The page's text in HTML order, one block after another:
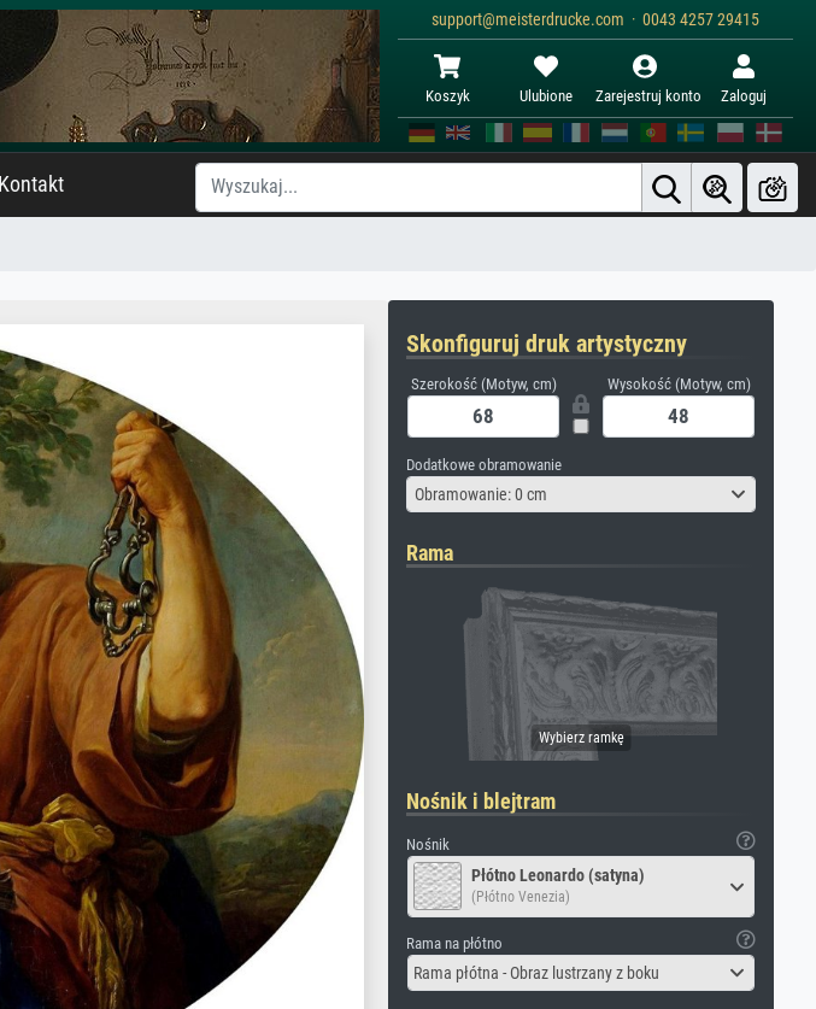
support@meisterdrucke.com · 0043 4257 29415
Koszyk Ulubione Zarejestruj konto Zaloguj
Kontakt
Skonfiguruj druk artystyczny
Szerokość (Motyw, cm) Wysokość (Motyw, cm)
Dodatkowe obramowanie
Obramowanie: 0 cm
Rama
Nośnik i blejtram
Nośnik
Płótno Leonardo (satyna)
(Płótno Venezia)
Rama na płótno
Rama płótna - Obraz lustrzany z boku